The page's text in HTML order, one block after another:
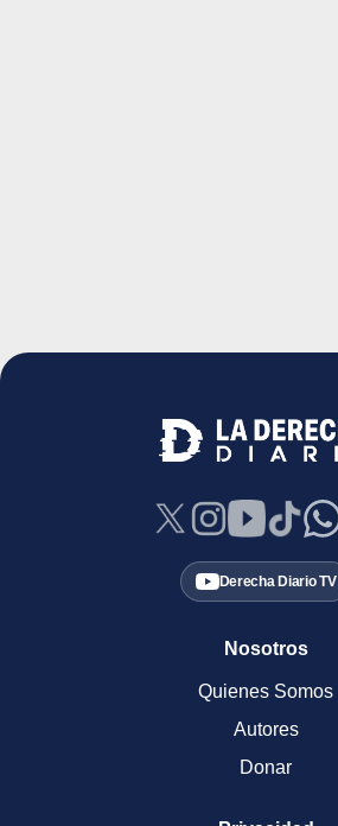
Derecha Diario TV
Nosotros
Quienes Somos
Autores
Donar